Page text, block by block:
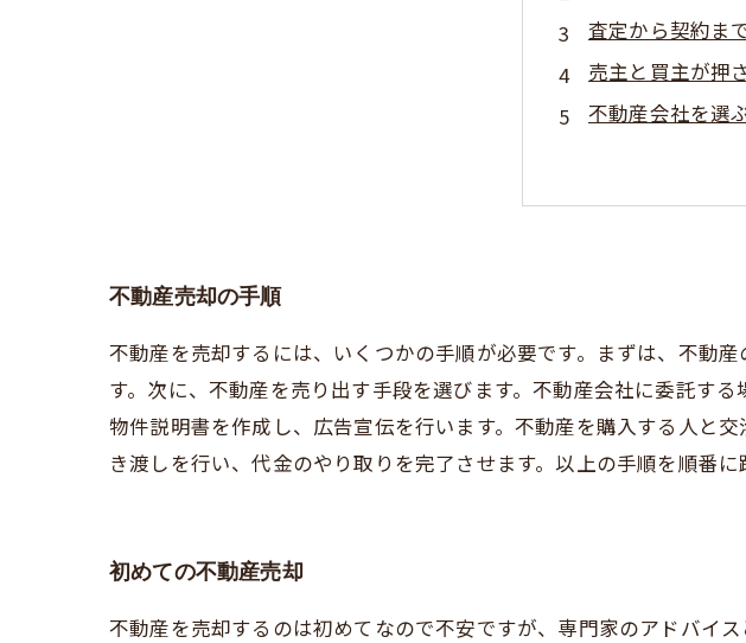
査定から契約ま
売主と買主が押
不動産会社を選
不動産売却の手順
不動産を売却するには、いくつかの手順が必要です。まずは、不動
す。次に、不動産を売り出す手段を選びます。不動産会社に委託す
物件説明書を作成し、広告宣伝を行います。不動産を購入する人と
き渡しを行い、代金のやり取りを完了させます。以上の手順を順番
初めての不動産売却
不動産を売却するのは初めてなので不安ですが、専門家のアドバイ